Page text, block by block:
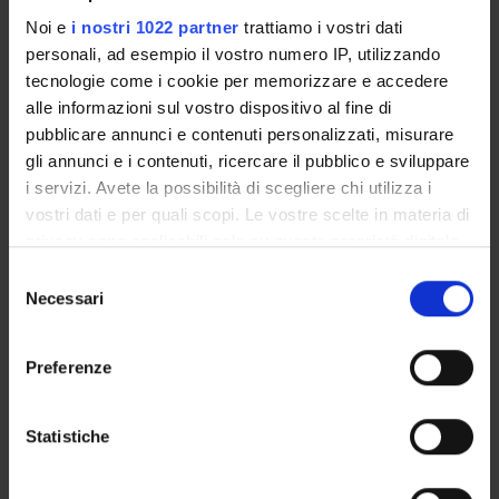
Noi e i nostri 1022 partner trattiamo i vostri dati
personali, ad esempio il vostro numero IP, utilizzando
tecnologie come i cookie per memorizzare e accedere
alle informazioni sul vostro dispositivo al fine di
pubblicare annunci e contenuti personalizzati, misurare
gli annunci e i contenuti, ricercare il pubblico e sviluppare
i servizi. Avete la possibilità di scegliere chi utilizza i
vostri dati e per quali scopi. Le vostre scelte in materia di
modificare o revocare il proprio consenso in qualsiasi
momento dalla Dichiarazione sui cookie o facendo clic
raccogliere informazioni sulla tua posizione
geografica, con un'approssimazione di qualche
delNecessari
Preferenze
Statistiche
Monia Donati
Roberto Leone
Incaricato alla ricerca
Giovanna Stoppa
SEZIONI
Farmacologia